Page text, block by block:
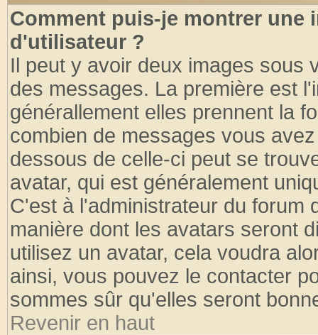
Comment puis-je montrer une
d'utilisateur ?
Il peut y avoir deux images sous
des messages. La première est
générallement elles prennent la
combien de messages vous
dessous de celle-ci peut se
avatar, qui est généralement
C'est à l'administrateur du forum
manière dont les avatars seront
utilisez un avatar, cela voudra
ainsi, vous pouvez le contacter
sommes sûr qu'elles seront
Revenir en haut